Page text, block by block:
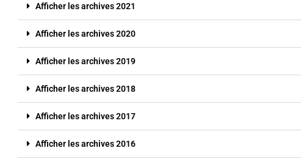
Afficher les archives 2021
Afficher les archives 2020
Afficher les archives 2019
Afficher les archives 2018
Afficher les archives 2017
Afficher les archives 2016